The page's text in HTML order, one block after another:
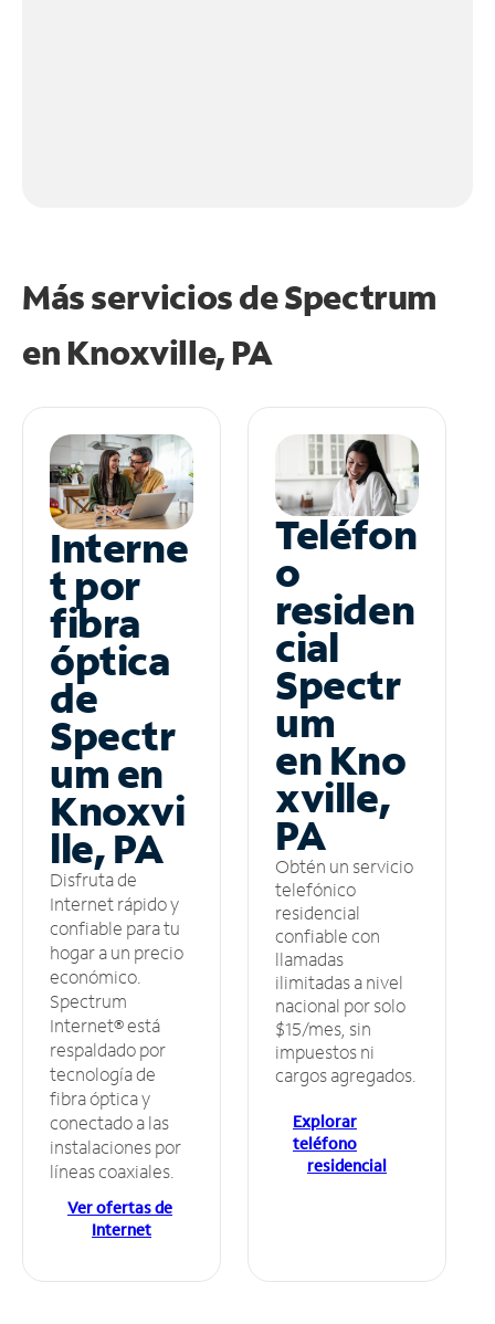
Más servicios de Spectrum
en Knoxville, PA
Interne
t por
fibra
óptica
de
Spectr
um en
Knoxvi
lle, PA
Disfruta de
Internet rápido y
confiable para tu
hogar a un precio
económico.
Spectrum
Internet® está
respaldado por
tecnología de
fibra óptica y
conectado a las
instalaciones por
líneas coaxiales.
Ver ofertas de
Internet
Teléfon
o
residen
cial
Spectr
um
en Kno
xville,
PA
Obtén un servicio
telefónico
residencial
confiable con
llamadas
ilimitadas a nivel
nacional por solo
$15/mes, sin
impuestos ni
cargos agregados.
Explorar
teléfono
residencial